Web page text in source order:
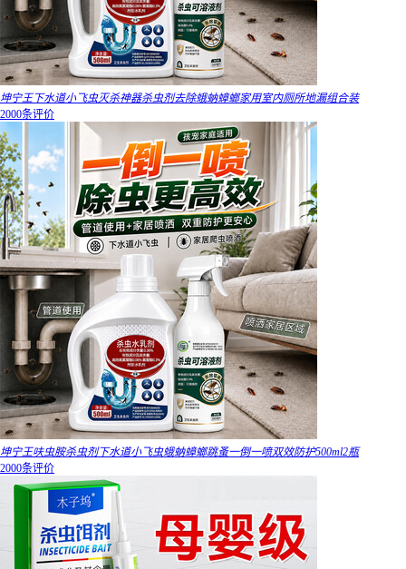
坤宁王下水道小飞虫灭杀神器杀虫剂去除蛾蚋蟑螂家用室内厕所地漏组合装
2000条评价
坤宁王呋虫胺杀虫剂下水道小飞虫蛾蚋蟑螂跳蚤一倒一喷双效防护500ml2瓶
2000条评价